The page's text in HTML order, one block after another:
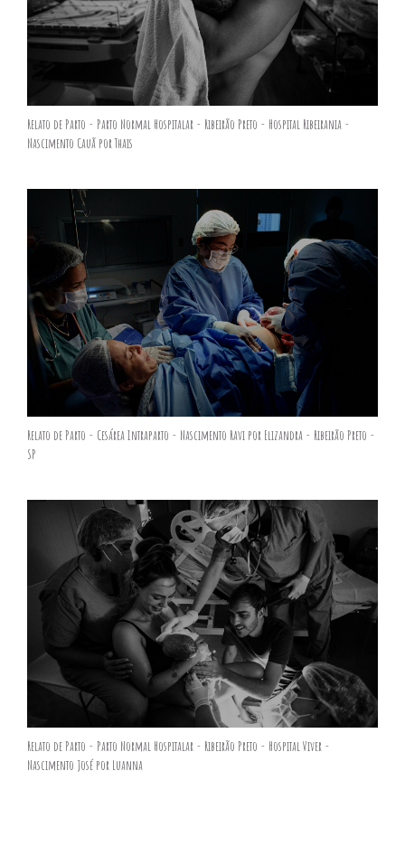
Relato de Parto - Parto Normal Hospitalar - Ribeirão Preto - Hospital Ribeirania -
Nascimento Cauã por Thais
Relato de Parto - Cesárea Intraparto - Nascimento Ravi por Elizandra - Ribeirão Preto -
SP
Relato de Parto - Parto Normal Hospitalar - Ribeirão Preto - Hospital Viver -
Nascimento José por Luanna